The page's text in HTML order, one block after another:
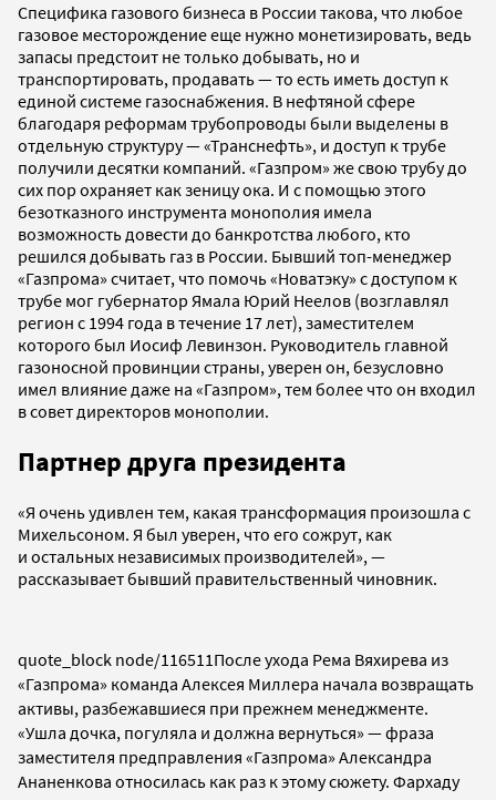
Специфика газового бизнеса в России такова, что любое
газовое месторождение еще нужно монетизировать, ведь
запасы предстоит не только добывать, но и
транспортировать, продавать — то есть иметь доступ к
единой системе газоснабжения. В нефтяной сфере
благодаря реформам трубопроводы были выделены в
отдельную структуру — «Транснефть», и доступ к трубе
получили десятки компаний. «Газпром» же свою трубу до
сих пор охраняет как зеницу ока. И с помощью этого
безотказного инструмента монополия имела
возможность довести до банкротства любого, кто
решился добывать газ в России. Бывший топ-менеджер
«Газпрома» считает, что помочь «Новатэку» с доступом к
трубе мог губернатор Ямала Юрий Неелов (возглавлял
регион с 1994 года в течение 17 лет), заместителем
которого был Иосиф Левинзон. Руководитель главной
газоносной провинции страны, уверен он, безусловно
имел влияние даже на «Газпром», тем более что он входил
в совет директоров монополии.
Партнер друга президента
«Я очень удивлен тем, какая трансформация произошла с
Михельсоном. Я был уверен, что его сожрут, как
и остальных независимых производителей», —
рассказывает бывший правительственный чиновник.
quote_block node/116511После ухода Рема Вяхирева из
«Газпрома» команда Алексея Миллера начала возвращать
активы, разбежавшиеся при прежнем менеджменте.
«Ушла дочка, погуляла и должна вернуться» — фраза
заместителя предправления «Газпрома» Александра
Ананенкова относилась как раз к этому сюжету. Фархаду